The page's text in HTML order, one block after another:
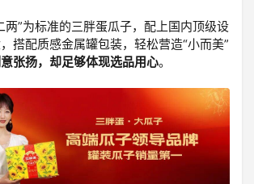
”为标准的三胖蛋瓜子，
配上国内顶级设
搭配质感金属罐包装，轻松营造“小而美”
张扬，却足够体现选品用心。